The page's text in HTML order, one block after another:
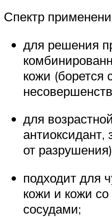
Спектр
для решения
кожи (борется
для
антиоксидант,
от
подходит для
кожи и кожи
сосудами;